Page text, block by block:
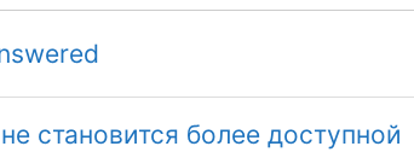
становится более доступной